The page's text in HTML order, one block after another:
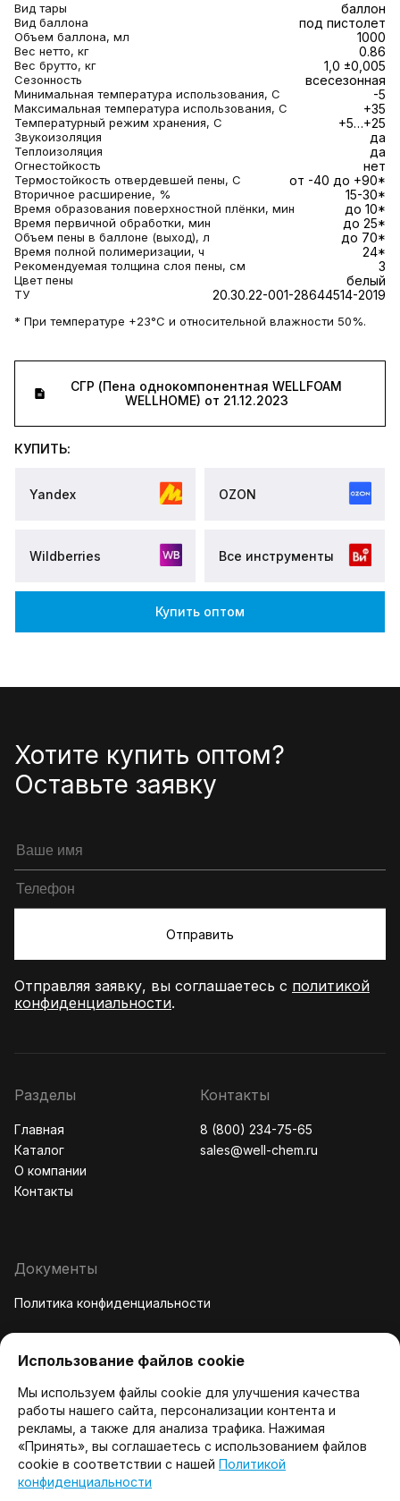
Вид тары баллон
Вид баллона под пистолет
Объем баллона, мл 1000
Вес нетто, кг 0.86
Вес брутто, кг 1,0 ±0,005
Сезонность всесезонная
Минимальная температура использования, С -5
Максимальная температура использования, С +35
Температурный режим хранения, С +5…+25
Звукоизоляция да
Теплоизоляция да
Огнестойкость нет
Термостойкость отвердевшей пены, С от -40 до +90*
Вторичное расширение, % 15-30*
Время образования поверхностной плёнки, мин до 10*
Время первичной обработки, мин до 25*
Объем пены в баллоне (выход), л до 70*
Время полной полимеризации, ч 24*
Рекомендуемая толщина слоя пены, см 3
Цвет пены белый
ТУ 20.30.22-001-28644514-2019
* При температуре +23°C и относительной влажности 50%.
СГР (Пена однокомпонентная WELLFOAM
WELLHOME) от 21.12.2023
КУПИТЬ:
Yandex OZON
Wildberries Все инструменты
Купить оптом
Использование файлов cookie
Мы используем файлы cookie для улучшения качества
работы нашего сайта, персонализации контента и
рекламы, а также для анализа трафика. Нажимая
«Принять», вы соглашаетесь с использованием файлов
cookie в соответствии с нашей Политикой
конфиденциальности
Футер страницы
Хотите купить оптом?
Оставьте заявку
Отправить
Отправляя заявку, вы соглашаетесь с политикой
конфиденциальности.
Информация
Документы
Политика конфиденциальности
Разделы
Главная
Каталог
О компании
Контакты
ООО «ВЕЛЛХИМ» 606000, Нижегородская область, г.
Дзержинск, ул. Либкнехта, д. 12Ж, к.1, офис 4
ИНН: 5249162633 КПП: 524901001
Контакты
8 (800) 234-75-65
sales@well-chem.ru